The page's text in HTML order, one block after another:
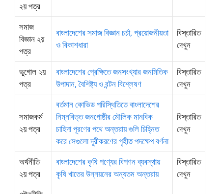
২য় পত্র
সমাজ
বিজ্ঞান ২য়
পত্র
বাংলাদেশের সমাজ বিজ্ঞান চর্চা, প্রয়োজনীয়তা
ও বিকাশধারা
বিস্তারিত
দেখুন
ভূগোল ২য়
পত্র
বাংলাদেশের প্রেক্ষিতে জনসংখ্যার জনমিতিক
উপাদান, বৈশিষ্ট্য ও বন্টন বিশ্লেষণ
বিস্তারিত
দেখুন
সমাজকর্ম
২য় পত্র
বর্তমান কোভিড পরিস্থিতিতে বাংলাদেশের
নিম্নবিত্ত জনগোষ্ঠীর মৌলিক মানবিক
চাহিদা পূরণের পথে অন্তরায় গুলি চিহ্নিত
করে সেগুলো দূরীকরণের গৃহীত পদক্ষেপ বর্ণনা
বিস্তারিত
দেখুন
অর্থনীতি
২য় পত্র
বাংলাদেশের কৃষি পণ্যের বিপণন ব্যবস্থায়
কৃষি খাতের উন্নয়নের অন্যতম অন্তরায়
বিস্তারিত
দেখুন